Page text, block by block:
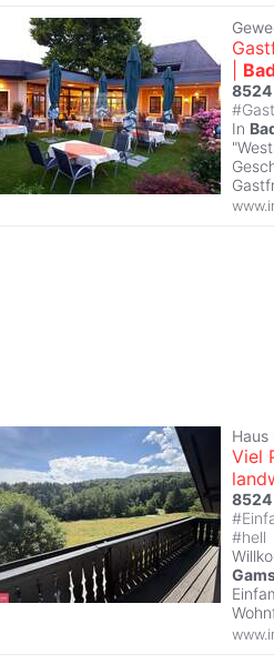
8524
#
In
Haus
Viel
8524
#
#hell